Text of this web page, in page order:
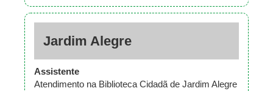
Jardim Alegre
Assistente
Atendimento na Biblioteca Cidadã de Jardim Alegre